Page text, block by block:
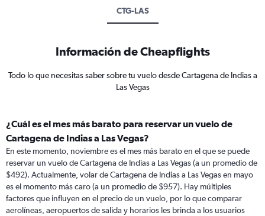
CTG-LAS
Información de Cheapflights
Todo lo que necesitas saber sobre tu vuelo desde Cartagena de Indias a
Las Vegas
¿Cuál es el mes más barato para reservar un vuelo de
Cartagena de Indias a Las Vegas?
En este momento, noviembre es el mes más barato en el que se puede
reservar un vuelo de Cartagena de Indias a Las Vegas (a un promedio de
$492). Actualmente, volar de Cartagena de Indias a Las Vegas en mayo
es el momento más caro (a un promedio de $957). Hay múltiples
factores que influyen en el precio de un vuelo, por lo que comparar
aerolíneas, aeropuertos de salida y horarios les brinda a los usuarios